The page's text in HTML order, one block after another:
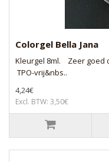
Colorgel Bella Jana
Kleurgel 8ml. Zeer goed
TPO-vrij&nbs..
4,24€
Excl. BTW: 3,50€